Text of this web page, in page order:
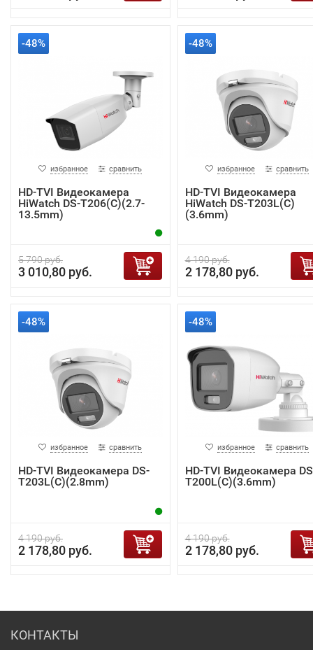
-48%
избранное сравнить
HD-TVI Видеокамера
HiWatch DS-T206(C)(2.7-
13.5mm)
5 790 руб.
3 010,80 руб.
-48%
избранное сравнить
HD-TVI Видеокамера
HiWatch DS-T203L(C)
(3.6mm)
4 190 руб.
2 178,80 руб.
-48%
избранное сравнить
HD-TVI Видеокамера DS-
T203L(C)(2.8mm)
4 190 руб.
2 178,80 руб.
-48%
избранное сравнить
HD-TVI Видеокамера
T200L(C)(3.6mm)
4 190 руб.
2 178,80 руб.
КОНТАКТЫ